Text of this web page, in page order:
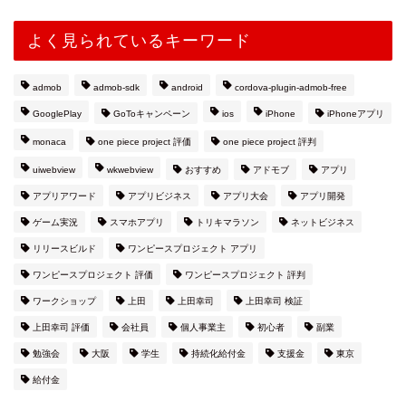
よく見られているキーワード
admob admob-sdk android cordova-plugin-admob-free
GooglePlay GoToキャンペーン ios iPhone iPhoneアプリ
monaca one piece project 評価 one piece project 評判
uiwebview wkwebview おすすめ アドモブ アプリ
アプリアワード アプリビジネス アプリ大会 アプリ開発
ゲーム実況 スマホアプリ トリキマラソン ネットビジネス
リリースビルド ワンピースプロジェクト アプリ
ワンピースプロジェクト 評価 ワンピースプロジェクト 評判
ワークショップ 上田 上田幸司 上田幸司 検証
上田幸司 評価 会社員 個人事業主 初心者 副業
勉強会 大阪 学生 持続化給付金 支援金 東京
給付金